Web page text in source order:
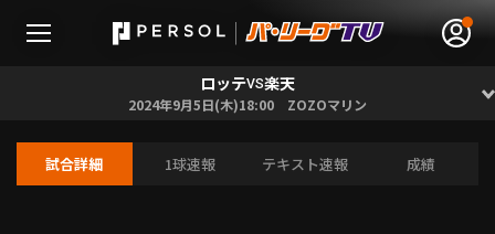
ロッテVS楽天
2024年9月5日(木)18:00 ZOZOマリン
試合詳細 1球速報 テキスト速報 成績